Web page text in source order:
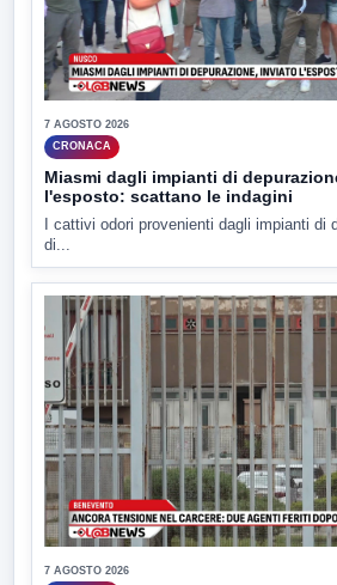
7 AGOSTO 2026
CRONACA
Miasmi dagli impianti di
l'esposto: scattano le indagini
I cattivi odori provenienti dagli impianti di
di...
7 AGOSTO 2026